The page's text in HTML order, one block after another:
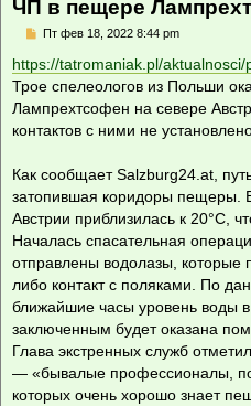
ЧП в пещере
С
о
б
щ
е
н
и
Пт фев 18, 2022 8:44 pm
https://tatromaniak.pl/
Трое спелеологов из Польши
Лампрехтсофен на севере
контактов с ними не
Как сообщает Salzburg24.at,
затопившая коридоры пещеры.
Австрии приблизилась к 20°C,
Началась спасательная
отправлены водолазы, которые
либо контакт с поляками. По
ближайшие часы уровень воды в
заключенным будет оказана
Глава экстренных служб
— «бывалые профессионалы,
которых очень хорошо знает